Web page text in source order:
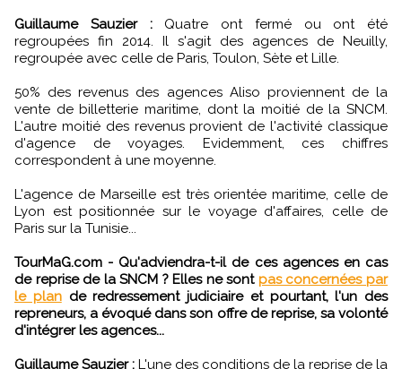
Guillaume Sauzier :Quatre ont fermé ou ont été
regroupées fin 2014. Il s'agit des agences de Neuilly,
regroupée avec celle de Paris, Toulon, Sète et Lille.
50% des revenus des agences Aliso proviennent de la
vente de billetterie maritime, dont la moitié de la SNCM.
L'autre moitié des revenus provient de l'activité classique
d'agence de voyages. Evidemment, ces chiffres
correspondent à une moyenne.
L'agence de Marseille est très orientée maritime, celle de
Lyon est positionnée sur le voyage d'affaires, celle de
Paris sur la Tunisie...
TourMaG.com - Qu'adviendra-t-il de ces agences en cas
de reprise de la SNCM ? Elles ne sont pas concernées par
le plan de redressement judiciaire et pourtant, l'un des
repreneurs, a évoqué dans son offre de reprise, sa volonté
d'intégrer les agences...
Guillaume Sauzier : L'une des conditions de la reprise de la